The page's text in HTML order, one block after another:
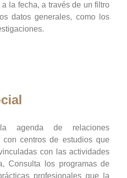
la fecha, a través de un filtro
datos generales, como los
agenda de relaciones
con centros de estudios que
con las actividades
Consulta los programas de
profesionales que la